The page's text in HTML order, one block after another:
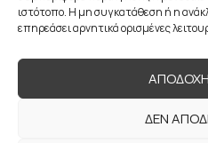
ιστότοπο. Η μη συγκατάθεση ή η
επηρεάσει αρνητικά ορισμένες
ΔΕΝ